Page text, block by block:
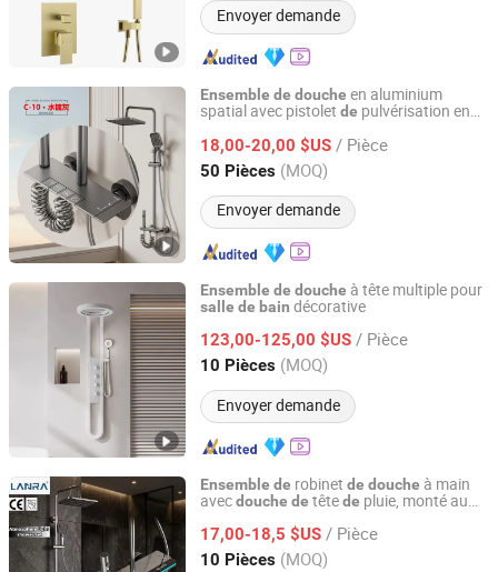
Envoyer demande
Ensemble de douche en aluminium
spatial avec pistolet de pulvérisation en
18,00-20,00 $US / Pièce
50 Pièces (MOQ)
Envoyer demande
Zhejiang Caidun Sanitary Ware Co.,Ltd
Zhejiang, China Depuis 2025
Ensemble de douche à tête multiple pour
salle de bain décorative
123,00-125,00 $US / Pièce
10 Pièces (MOQ)
Envoyer demande
Zhongshan Lanhua Kitchenware Co., Ltd.
Guangdong, China Depuis 2026
Ensemble de robinet de douche à main
avecdouche de têtede pluie, monté au
17,00-18,5 $US / Pièce
10 Pièces (MOQ)
Zhongshan Lanhua Kitchenware Co., Ltd.
Guangdong, China Depuis 2026